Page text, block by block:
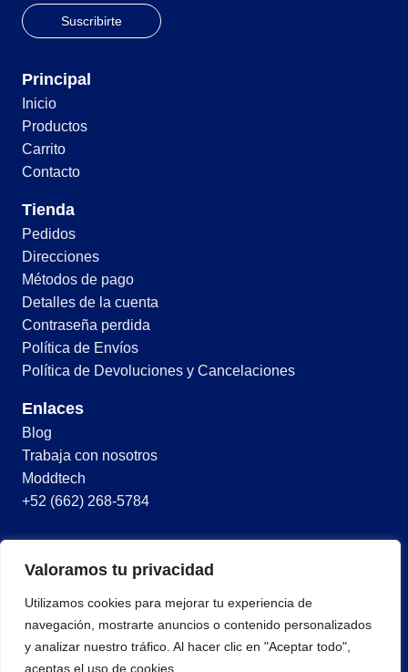
Valoramos tu privacidad
Utilizamos cookies para mejorar tu experiencia de
navegación, mostrarte anuncios o contenido personalizados
y analizar nuestro tráfico. Al hacer clic en "Aceptar todo",
aceptas el uso de cookies.
Principal
Inicio
Productos
Carrito
Contacto
Tienda
Pedidos
Direcciones
Métodos de pago
Detalles de la cuenta
Contraseña perdida
Política de Envíos
Política de Devoluciones y Cancelaciones
Enlaces
Blog
Trabaja con nosotros
Moddtech
+52 (662) 268-5784
© 2026 Todos los derechos reservados
Política de privacidad